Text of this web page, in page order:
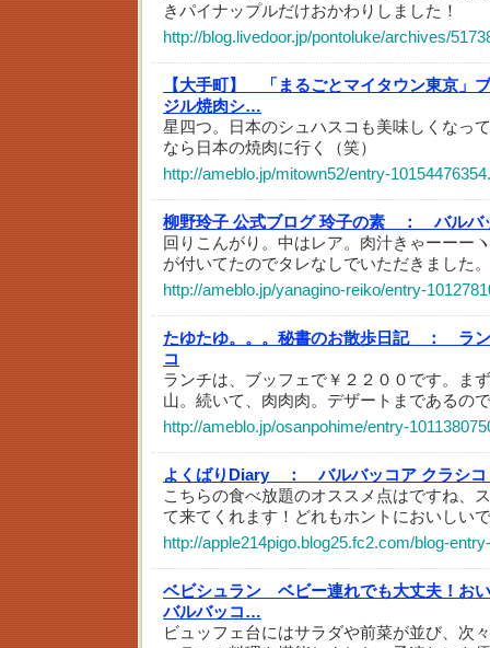
きパイナップルだけおかわりしました！
http://blog.livedoor.jp/pontoluke/archives/
【大手町】 「まるごとマイタウン東京」
ジル焼肉シ…
星四つ。日本のシュハスコも美味しくなっ
なら日本の焼肉に行く（笑）
http://ameblo.jp/mitown52/entry-
柳野玲子 公式ブログ 玲子の素 ：
バルバ
回りこんがり。中はレア。肉汁きゃーーー
が付いてたのでタレなしでいただきました。
http://ameblo.jp/yanagino-reiko/entry-
たゆたゆ。。。秘書のお散歩日記 ：
ラ
コ
ランチは、ブッフェで￥２２００です。ま
山。続いて、肉肉肉。デザートまであるの
http://ameblo.jp/osanpohime/entry-
よくばりDiary ：
バルバッコア クラシ
こちらの食べ放題のオススメ点はですね、
て来てくれます！どれもホントにおいしい
http://apple214pigo.blog25.fc2.com/blog-
ベビシュラン ベビー連れでも大丈夫！お
バルバッコ…
ビュッフェ台にはサラダや前菜が並び、次